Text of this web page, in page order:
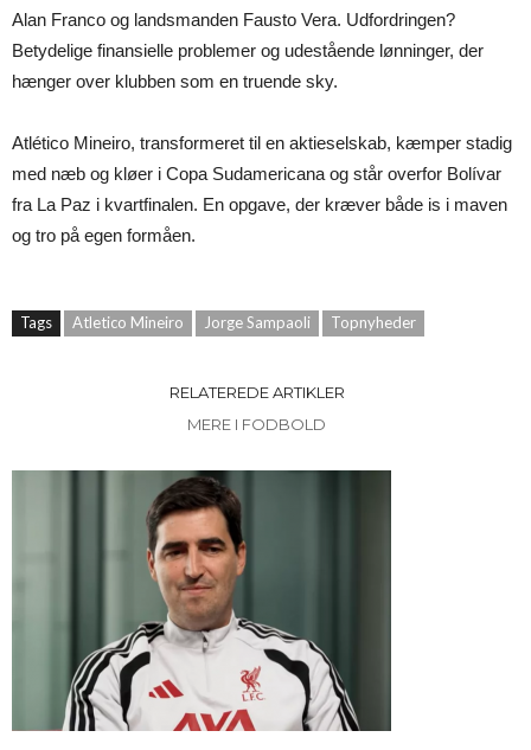
Alan Franco og landsmanden Fausto Vera. Udfordringen?
Betydelige finansielle problemer og udestående lønninger, der
hænger over klubben som en truende sky.
Atlético Mineiro, transformeret til en aktieselskab, kæmper stadig
med næb og kløer i Copa Sudamericana og står overfor Bolívar
fra La Paz i kvartfinalen. En opgave, der kræver både is i maven
og tro på egen formåen.
Tags Atletico Mineiro Jorge Sampaoli Topnyheder
RELATEREDE ARTIKLER
MERE I FODBOLD